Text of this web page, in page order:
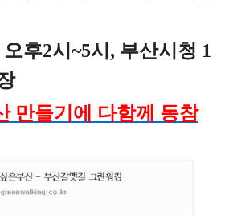
후2시~5시, 부산시청 1
만들기에 다함께 동참